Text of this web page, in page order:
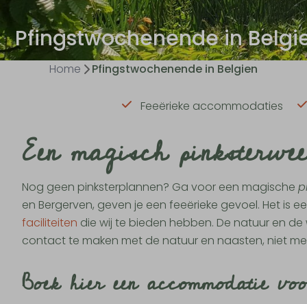
Pfingstwochenende in
Home Pfingstwochenende in Belgien
Feeërieke accommodaties
Een magisch
Nog geen pinksterplannen? Ga voor een magische
en Bergerven, geven je een feeërieke gevoel. Het is
faciliteiten die wij te bieden hebben. De natuur en
contact te maken met de natuur en naasten, niet
Boek hier een accommodatie